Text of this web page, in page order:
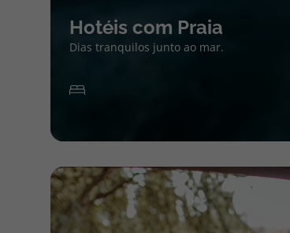
Hotéis com Praia
Dias tranquilos junto ao mar.